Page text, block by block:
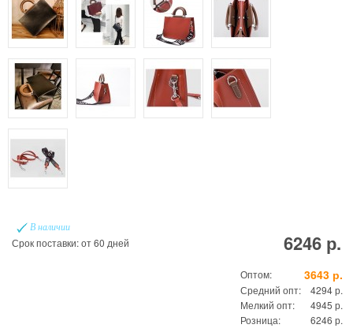
В наличии
Срок поставки: от 60 дней 6246 р.
Оптом: 3643 р.
Средний опт:
4294 р.
Мелкий опт:
4945 р.
Розница:
6246 р.